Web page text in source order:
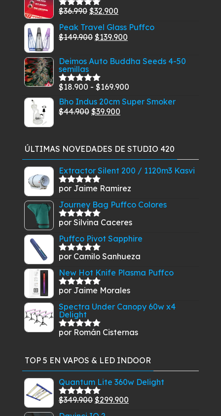
era:
$84.900.
Valorado
5
$36.990 El
precio
original
$36.990.
$32.900
precio
actual
$32.900.
Peak Travel Glass Puffco
$149.900 El
original
era:
$149.900.
$139.900
actual
$139.900.
Deimos Auto Buddha Seeds 4-50
semillas
Valorado
con
5.00de
5
$18.900 - $169.900
de
hasta
$169.900
Bho Indus 20cm Super Smoker
$44.900 El
era:
$44.900.
$39.900
es:
$39.900.
ÚLTIMAS NOVEDADES DE STUDIO 420
Extractor Silent 200 / 1120m3 Kasvi
Valorado
por Jaime Ramirez
Journey Bag Puffco Colores
Valorado
por Silvina Caceres
Puffco Pivot Sapphire
Valorado
por Camilo Sanhueza
New Hot Knife Plasma Puffco
Valorado
por Jaime Morales
Spectra Under Canopy 60w x4
Delight
Valorado
por Román Cisternas
TOP 5 EN VAPOS & LED INDOOR
Quantum Lite 360w Delight
Valorado
$349.900 El
precio
$299.900